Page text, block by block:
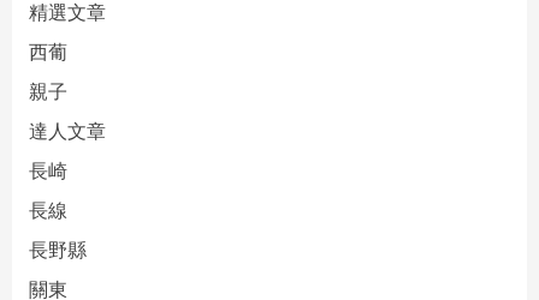
精選文章
西葡
親子
達人文章
長崎
長線
長野縣
關東